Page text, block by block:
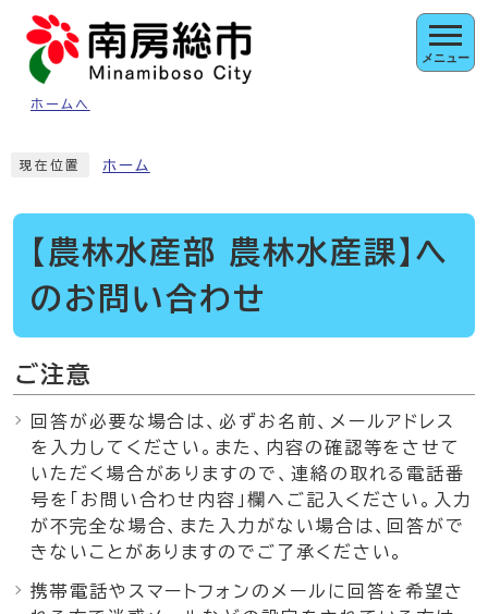
ページの先頭です
ホームへ
メニュー
現在位置 ホーム
【農林水産部 農林水産課】へ
のお問い合わせ
ご注意
回答が必要な場合は、必ずお名前、メールアドレス
を入力してください。また、内容の確認等をさせて
いただく場合がありますので、連絡の取れる電話番
号を「お問い合わせ内容」欄へご記入ください。入力
が不完全な場合、また入力がない場合は、回答がで
きないことがありますのでご了承ください。
携帯電話やスマートフォンのメールに回答を希望さ